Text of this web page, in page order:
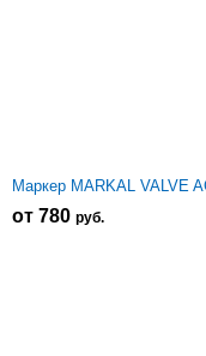
Маркер MARKAL VALVE
от 780 руб.